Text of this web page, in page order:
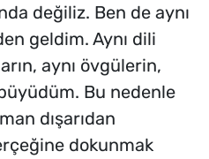
değiliz. Ben de aynı
geldim. Aynı dili
aynı övgülerin,
Bu nedenle
dışarıdan
dokunmak